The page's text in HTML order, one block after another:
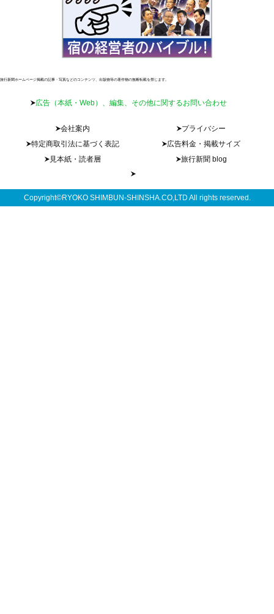
旅行新聞ホームページ掲載の記事・写真などのコンテンツ、出版物等の著作物の無断転載を禁じます。
広告（本紙・Web）、編集、その他に関するお問い合わせ
会社案内
プライバシー
特定商取引法に基づく表記
広告料金・掲載サイズ
見本紙・読者層
旅行新聞 blog
Copyright©RYOKO SHIMBUN-SHINSHA.CO,LTD All rights reserved.